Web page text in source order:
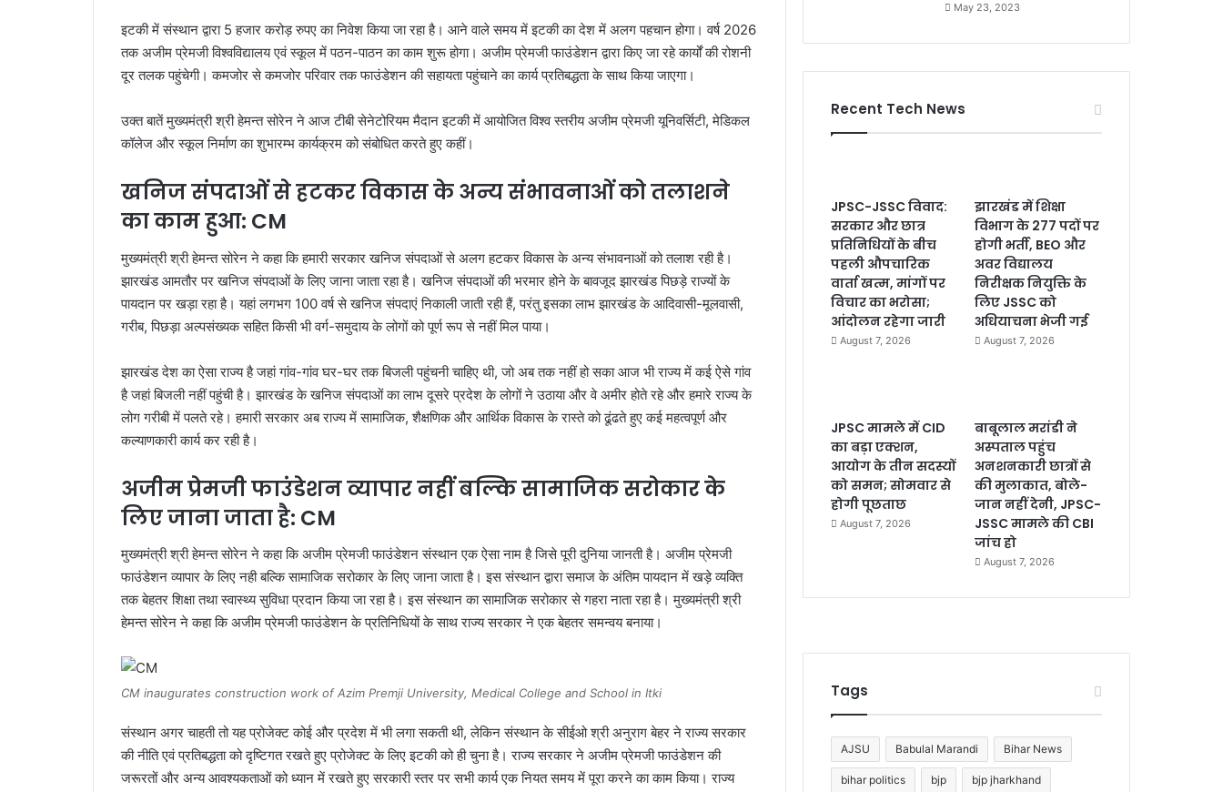
इटकी में संस्थान द्वारा 5 हजार करोड़ रुपए का निवेश किया जा रहा है। आने वाले समय में इटकी का देश में अलग पहचान होगा। वर्ष 2026
तक अजीम प्रेमजी विश्वविद्यालय एवं स्कूल में पठन-पाठन का काम शुरू होगा। अजीम प्रेमजी फाउंडेशन द्वारा किए जा रहे कार्यों की रोशनी
दूर तलक पहुंचेगी। कमजोर से कमजोर परिवार तक फाउंडेशन की सहायता पहुंचाने का कार्य प्रतिबद्धता के साथ किया जाएगा।
उक्त बातें मुख्यमंत्री श्री हेमन्त सोरेन ने आज टीबी सेनेटोरियम मैदान इटकी में आयोजित विश्व स्तरीय अजीम प्रेमजी यूनिवर्सिटी, मेडिकल
कॉलेज और स्कूल निर्माण का शुभारम्भ कार्यक्रम को संबोधित करते हुए कहीं।
खनिज संपदाओं से हटकर विकास के अन्य संभावनाओं को तलाशने
का काम हुआ: CM
मुख्यमंत्री श्री हेमन्त सोरेन ने कहा कि हमारी सरकार खनिज संपदाओं से अलग हटकर विकास के अन्य संभावनाओं को तलाश रही है।
झारखंड आमतौर पर खनिज संपदाओं के लिए जाना जाता रहा है। खनिज संपदाओं की भरमार होने के बावजूद झारखंड पिछड़े राज्यों के
पायदान पर खड़ा रहा है। यहां लगभग 100 वर्ष से खनिज संपदाएं निकाली जाती रही हैं, परंतु इसका लाभ झारखंड के आदिवासी-मूलवासी,
गरीब, पिछड़ा अल्पसंख्यक सहित किसी भी वर्ग-समुदाय के लोगों को पूर्ण रूप से नहीं मिल पाया।
झारखंड देश का ऐसा राज्य है जहां गांव-गांव घर-घर तक बिजली पहुंचनी चाहिए थी, जो अब तक नहीं हो सका आज भी राज्य में कई ऐसे गांव
है जहां बिजली नहीं पहुंची है। झारखंड के खनिज संपदाओं का लाभ दूसरे प्रदेश के लोगों ने उठाया और वे अमीर होते रहे और हमारे राज्य के
लोग गरीबी में पलते रहे। हमारी सरकार अब राज्य में सामाजिक, शैक्षणिक और आर्थिक विकास के रास्ते को ढूंढते हुए कई महत्वपूर्ण और
कल्याणकारी कार्य कर रही है।
अजीम प्रेमजी फाउंडेशन व्यापार नहीं बल्कि सामाजिक सरोकार के
लिए जाना जाता है: CM
मुख्यमंत्री श्री हेमन्त सोरेन ने कहा कि अजीम प्रेमजी फाउंडेशन संस्थान एक ऐसा नाम है जिसे पूरी दुनिया जानती है। अजीम प्रेमजी
फाउंडेशन व्यापार के लिए नही बल्कि सामाजिक सरोकार के लिए जाना जाता है। इस संस्थान द्वारा समाज के अंतिम पायदान में खड़े व्यक्ति
तक बेहतर शिक्षा तथा स्वास्थ्य सुविधा प्रदान किया जा रहा है। इस संस्थान का सामाजिक सरोकार से गहरा नाता रहा है। मुख्यमंत्री श्री
हेमन्त सोरेन ने कहा कि अजीम प्रेमजी फाउंडेशन के प्रतिनिधियों के साथ राज्य सरकार ने एक बेहतर समन्वय बनाया।
CM inaugurates construction work of Azim Premji University, Medical College and School in Itki
संस्थान अगर चाहती तो यह प्रोजेक्ट कोई और प्रदेश में भी लगा सकती थी, लेकिन संस्थान के सीईओ श्री अनुराग बेहर ने राज्य सरकार
की नीति एवं प्रतिबद्धता को दृष्टिगत रखते हुए प्रोजेक्ट के लिए इटकी को ही चुना है। राज्य सरकार ने अजीम प्रेमजी फाउंडेशन की
जरूरतों और अन्य आवश्यकताओं को ध्यान में रखते हुए सरकारी स्तर पर सभी कार्य एक नियत समय में पूरा करने का काम किया। राज्य
May 23, 2023
Recent Tech News
JPSC-JSSC विवाद:
सरकार और छात्र
प्रतिनिधियों के बीच
पहली औपचारिक
वार्ता खत्म, मांगों पर
विचार का भरोसा;
आंदोलन रहेगा जारी
August 7, 2026
झारखंड में शिक्षा
विभाग के 277 पदों पर
होगी भर्ती, BEO और
अवर विद्यालय
निरीक्षक नियुक्ति के
लिए JSSC को
अधियाचना भेजी गई
August 7, 2026
JPSC मामले में CID
का बड़ा एक्शन,
आयोग के तीन सदस्यों
को समन; सोमवार से
होगी पूछताछ
August 7, 2026
बाबूलाल मरांडी ने
अस्पताल पहुंच
अनशनकारी छात्रों से
की मुलाकात, बोले-
जान नहीं देनी, JPSC-
JSSC मामले की CBI
जांच हो
August 7, 2026
Tags
AJSU Babulal Marandi Bihar News
bihar politics bjp bjp jharkhand